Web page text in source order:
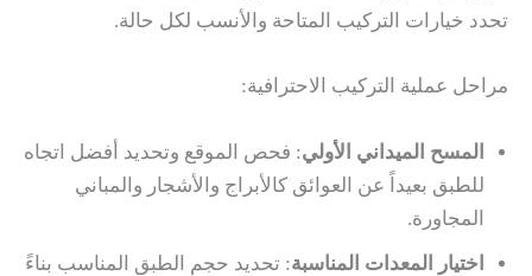
تحدد خيارات التركيب المتاحة والأنسب لكل حالة.
مراحل عملية التركيب الاحترافية:
المسح الميداني الأولي: فحص الموقع وتحديد أفضل اتجاه
للطبق بعيداً عن العوائق كالأبراج والأشجار والمباني
المجاورة.
اختيار المعدات المناسبة: تحديد حجم الطبق المناسب بناءً